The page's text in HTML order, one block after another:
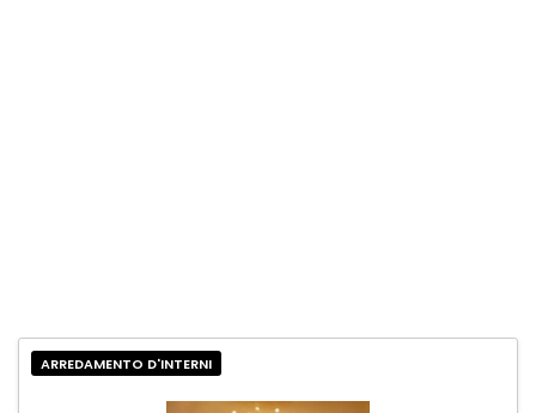
ARREDAMENTO D'INTERNI